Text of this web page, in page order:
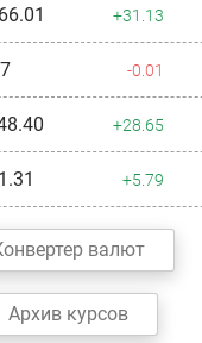
+31.13
-0.01
+28.65
+5.79
валют
Архив курсов